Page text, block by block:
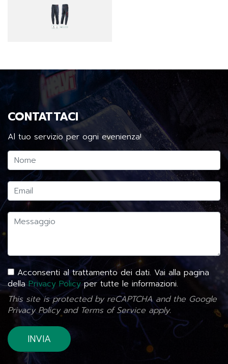
CONTATTACI
Al tuo servizio per ogni evenienza!
Acconsenti al trattamento dei dati. Vai alla pagina
dellaPrivacy Policyper tutte le informazioni.
This site is protected by reCAPTCHA and the Google
Privacy Policyand Terms of Service apply.